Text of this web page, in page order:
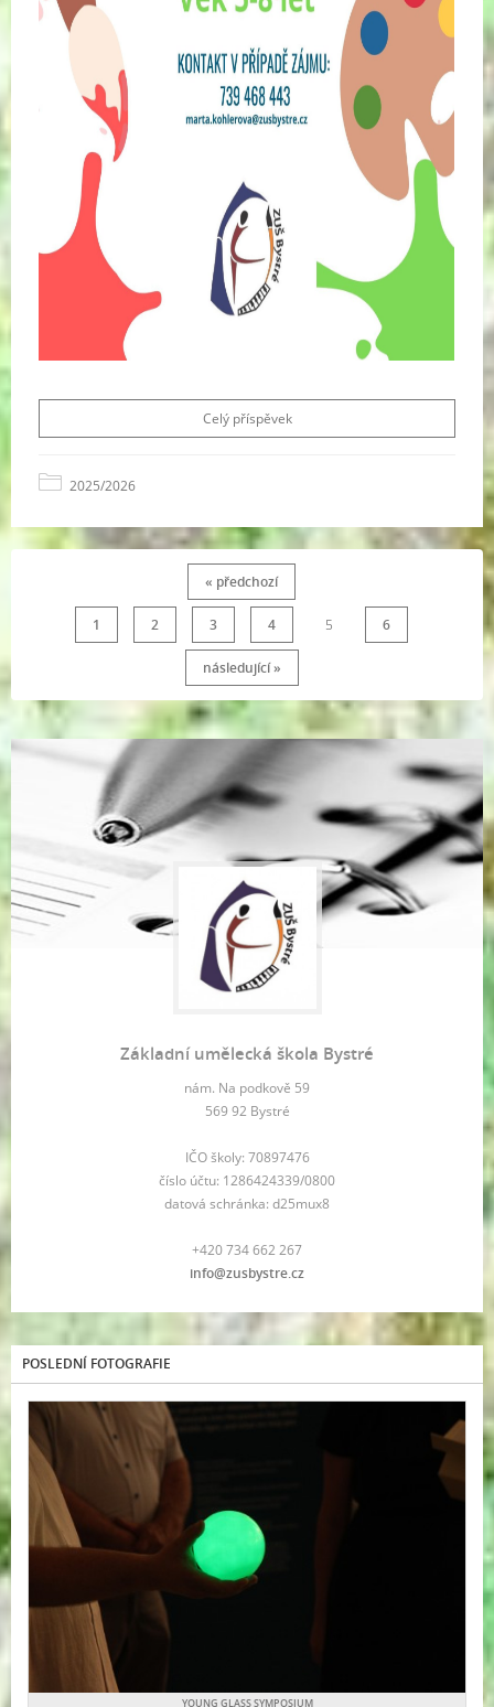
Celý příspěvek
2025/2026
« předchozí
1 2 3 4 5 6
následující »
Základní umělecká škola Bystré
nám. Na podkově 59
569 92 Bystré
IČO školy: 70897476
číslo účtu: 1286424339/0800
datová schránka: d25mux8
+420 734 662 267
info@zusbystre.cz
POSLEDNÍ FOTOGRAFIE
YOUNG GLASS SYMPOSIUM